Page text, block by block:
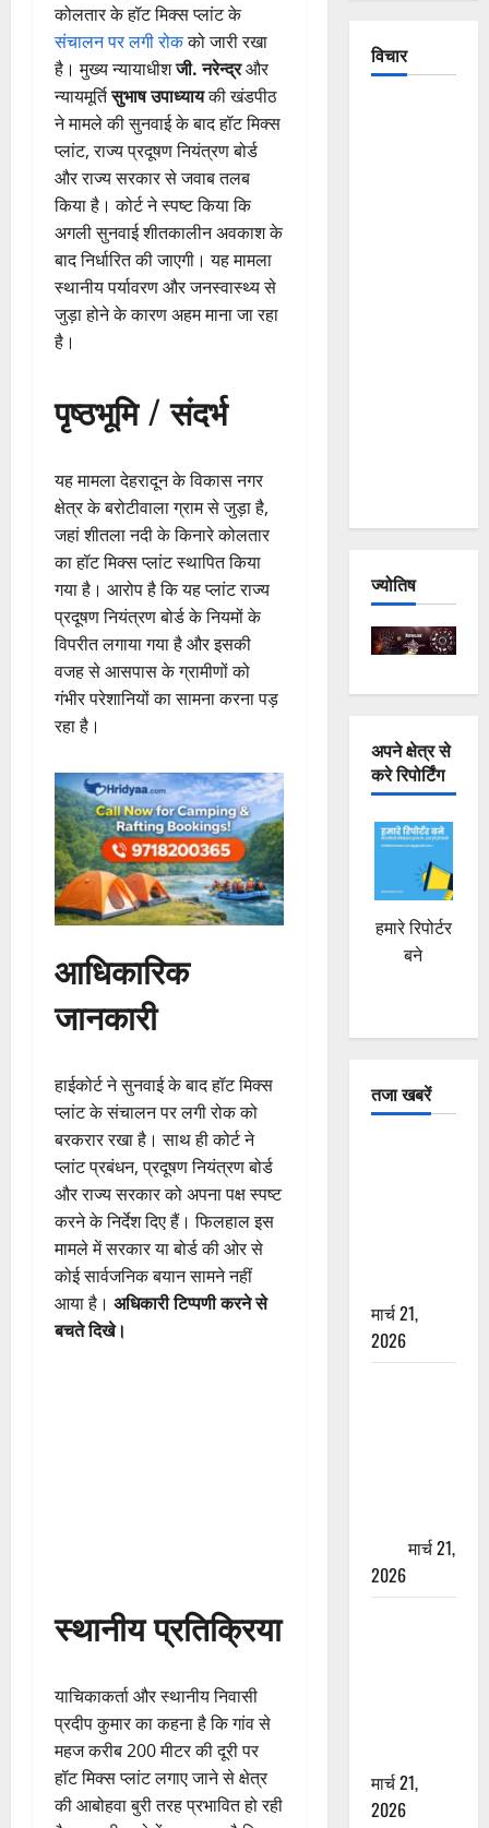
कोलतार के हॉट मिक्स प्लांट के
संचालन पर लगी रोकको जारी रखा
है। मुख्य न्यायाधीशजी. नरेन्द्रऔर
न्यायमूर्तिसुभाष उपाध्यायकी खंडपीठ
ने मामले की सुनवाई के बाद हॉट मिक्स
प्लांट, राज्य प्रदूषण नियंत्रण बोर्ड
और राज्य सरकार से जवाब तलब
किया है। कोर्ट ने स्पष्ट किया कि
अगली सुनवाई शीतकालीन अवकाश के
बाद निर्धारित की जाएगी। यह मामला
स्थानीय पर्यावरण और जनस्वास्थ्य से
जुड़ा होने के कारण अहम माना जा रहा
है।
पृष्ठभूमि / संदर्भ
यह मामला देहरादून के विकास नगर
क्षेत्र के बरोटीवाला ग्राम से जुड़ा है,
जहां शीतला नदी के किनारे कोलतार
का हॉट मिक्स प्लांट स्थापित किया
गया है। आरोप है कि यह प्लांट राज्य
प्रदूषण नियंत्रण बोर्ड के नियमों के
विपरीत लगाया गया है और इसकी
वजह से आसपास के ग्रामीणों को
गंभीर परेशानियों का सामना करना पड़
रहा है।
आधिकारिक
जानकारी
हाईकोर्ट ने सुनवाई के बाद हॉट मिक्स
प्लांट के संचालन पर लगी रोक को
बरकरार रखा है। साथ ही कोर्ट ने
प्लांट प्रबंधन, प्रदूषण नियंत्रण बोर्ड
और राज्य सरकार को अपना पक्ष स्पष्ट
करने के निर्देश दिए हैं। फिलहाल इस
मामले में सरकार या बोर्ड की ओर से
कोई सार्वजनिक बयान सामने नहीं
आया है। अधिकारी टिप्पणी करने से
बचते दिखे।
स्थानीय प्रतिक्रिया
याचिकाकर्ता और स्थानीय निवासी
प्रदीप कुमार का कहना है कि गांव से
महज करीब 200 मीटर की दूरी पर
हॉट मिक्स प्लांट लगाए जाने से क्षेत्र
की आबोहवा बुरी तरह प्रभावित हो रही
विचार
ज्योतिष
अपने क्षेत्र से
करे रिपोर्टिंग
हमारे रिपोर्टर
बने
तजा खबरें
मार्च 21,
2026
मार्च 21,
2026
मार्च 21,
2026